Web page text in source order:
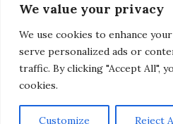
We value your privacy
We use cookies to enhance
serve personalized ads or
traffic. By clicking "Accept All",
cookies.
Customize Reject
¿Cómo mejorar la
coche eléctrico?
¿Qué son los